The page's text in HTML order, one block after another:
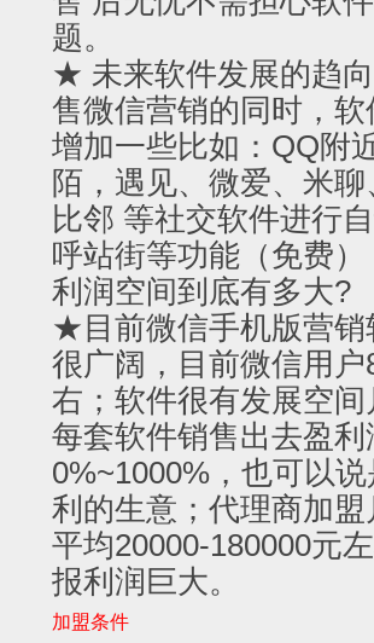
题。
★ 未来软件发展的趋
售微信营销的同时，软
增加一些比如：QQ附
陌，遇见、微爱、米聊
比邻 等社交软件进行
呼站街等功能（免费）
利润空间到底有多大?
★目前微信手机版营销
很广阔，目前微信用户
右；软件很有发展空间
每套软件销售出去盈利
0%~1000%，也可以
利的生意；代理商加盟
平均20000-180000元
报利润巨大。
加盟条件